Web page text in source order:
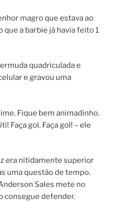
magro que estava ao
que a barbie já havia feito 1
quadriculada e
e gravou uma
Fique bem animadinho.
Faça gol. Faça gol! – ele
era nitidamente superior
uma questão de tempo.
Sales mete no
consegue defender.